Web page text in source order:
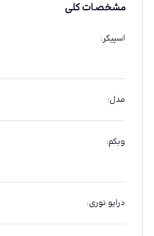
مشخصات کلی
اسپیکر:
مدل:
وبکم:
درایو نوری: